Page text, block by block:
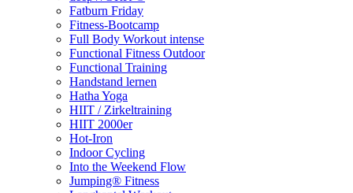
Fatburn Friday
Fitness-Bootcamp
Full Body Workout intense
Functional Fitness Outdoor
Functional Training
Handstand lernen
Hatha Yoga
HIIT / Zirkeltraining
HIIT 2000er
Hot-Iron
Indoor Cycling
Into the Weekend Flow
Jumping® Fitness